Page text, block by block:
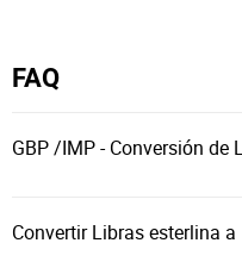
FAQ
GBP /IMP - Conversión de
Convertir Libras esterlina a